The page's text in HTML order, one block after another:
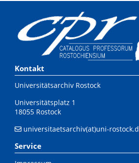
Kontakt
Universitätsarchiv Rostock
Universitätsplatz 1
18055 Rostock
universitaetsarchiv(at)uni-
Service